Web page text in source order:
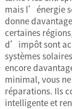
mais l’énergie
donne
certaines
d’impôt sont
systèmes
encore
minimal, vous
réparations. Ils
intelligente et